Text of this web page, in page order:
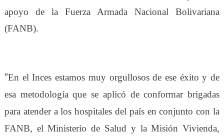
apoyo de la Fuerza Armada Nacional Bolivariana
(FANB).
“En el Inces estamos muy orgullosos de ese éxito y de
esa metodología que se aplicó de conformar brigadas
para atender a los hospitales del país en conjunto con la
FANB, el Ministerio de Salud y la Misión Vivienda,